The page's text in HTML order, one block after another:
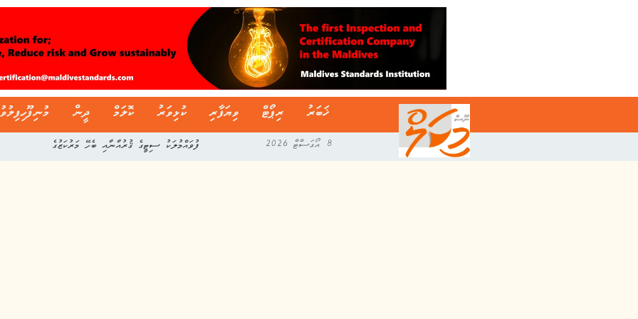
ޚަބަރު ރިޕޯޓް ވިޔަފާރި ކުޅިވަރު ކޮލަމް ދީން
8 އޯގަސްޓް 2026 ފުވައްމުލަކު ސިޓީގެ ޤުރުއާނާއި ބެހޭ މަރުކަޒުގެ